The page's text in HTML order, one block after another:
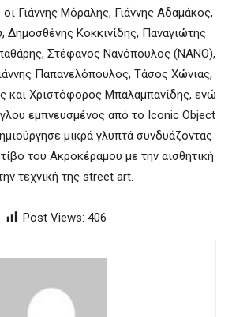
Γιάννης Μόραλης, Γιάννης Αδαμάκος,
Δημοσθένης Κοκκινίδης, Παναγιώτης
Στέφανος Νανόπουλος (ΝΑΝΟ),
Παπανελόπουλος, Τάσος Χώνιας,
και Χριστόφορος Μπαλαμπανίδης, ενώ
εμπνευσμένος από το Iconic Object
μικρά γλυπτά συνδυάζοντας
του Ακροκέραμου με την αισθητική
τεχνική της street art.
Post Views: 406